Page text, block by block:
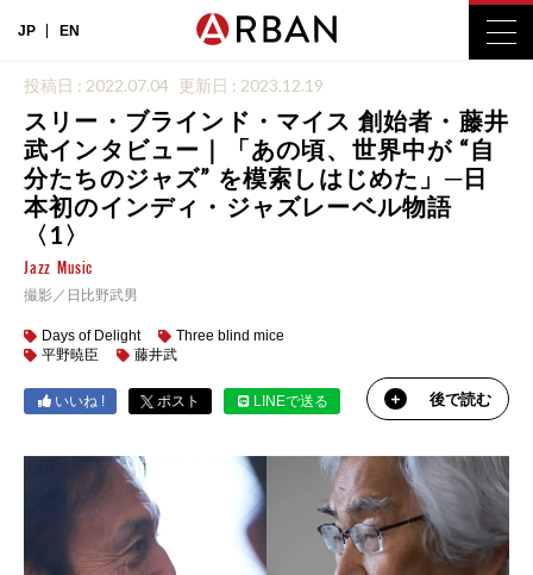
JP EN
投稿日 : 2022.07.04 更新日 : 2023.12.19
スリー・ブラインド・マイス 創始者・藤井
武インタビュー｜「あの頃、世界中が “自
分たちのジャズ” を模索しはじめた」─日
本初のインディ・ジャズレーベル物語
〈1〉
Jazz Music
撮影／日比野武男
Days of Delight
Three blind mice
平野暁臣
藤井武
いいね ! ポスト LINEで送る 後で読む